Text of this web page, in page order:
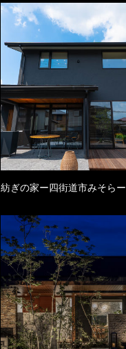
紡ぎの家ー四街道市みそらー